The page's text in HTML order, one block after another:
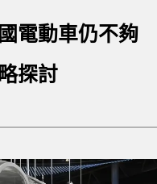
電動車仍不夠
探討